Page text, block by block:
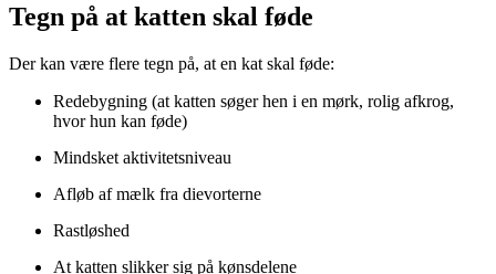
Tegn på at katten skal føde
Der kan være flere tegn på, at en kat skal føde:
Redebygning (at katten søger hen i en mørk, rolig afkrog,
hvor hun kan føde)
Mindsket aktivitetsniveau
Afløb af mælk fra dievorterne
Rastløshed
At katten slikker sig på kønsdelene